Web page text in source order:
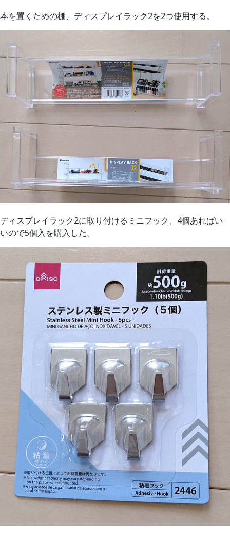
本を置くための棚、ディスプレイラック2を2つ使用する。
ディスプレイラック2に取り付けるミニフック、4個あればい
いので5個入を購入した。